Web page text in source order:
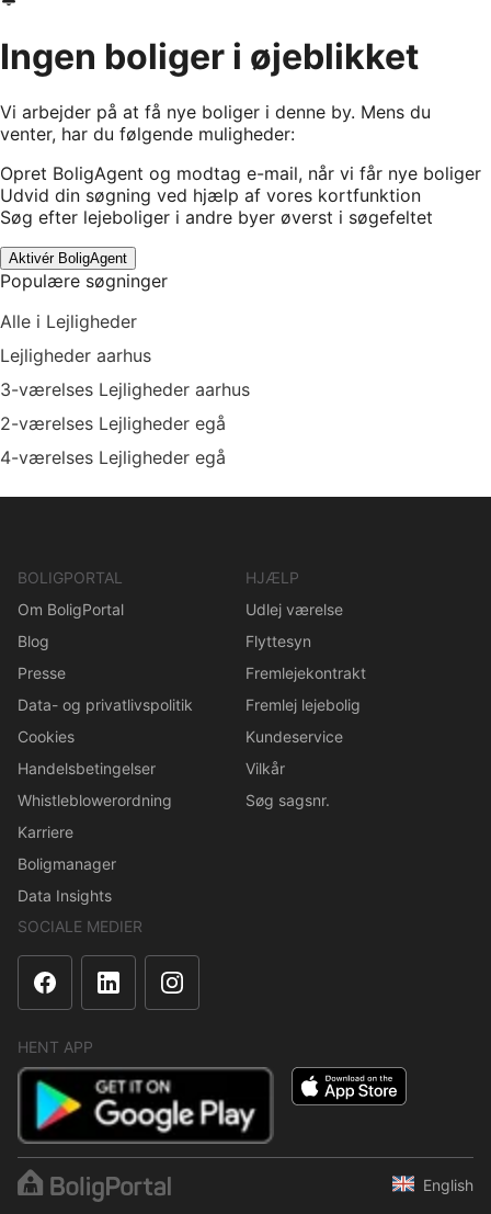
Ingen boliger i øjeblikket
Vi arbejder på at få nye boliger i denne by. Mens du
venter, har du følgende muligheder:
Opret BoligAgent og modtag e-mail, når vi får nye boliger
Udvid din søgning ved hjælp af vores kortfunktion
Søg efter lejeboliger i andre byer øverst i søgefeltet
Aktivér BoligAgent
Populære søgninger
Alle i Lejligheder
Lejligheder aarhus
3-værelses Lejligheder aarhus
2-værelses Lejligheder egå
4-værelses Lejligheder egå
BOLIGPORTAL
Om BoligPortal
Blog
Presse
Data- og privatlivspolitik
Cookies
Handelsbetingelser
Whistleblowerordning
Karriere
Boligmanager
Data Insights
HJÆLP
Udlej værelse
Flyttesyn
Fremlejekontrakt
Fremlej lejebolig
Kundeservice
Vilkår
Søg sagsnr.
SOCIALE MEDIER
HENT APP
English